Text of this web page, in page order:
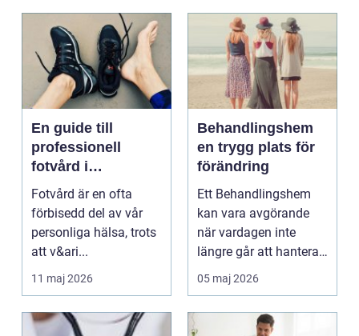
En guide till
professionell
fotvård i
Helsingborg
Fotvård är en ofta
förbisedd del av vår
personliga hälsa, trots
att v&ari...
11 maj 2026
Behandlingshem
en trygg plats för
förändring
Ett Behandlingshem
kan vara avgörande
när vardagen inte
längre går att hantera
på egen hand. För
mån...
05 maj 2026